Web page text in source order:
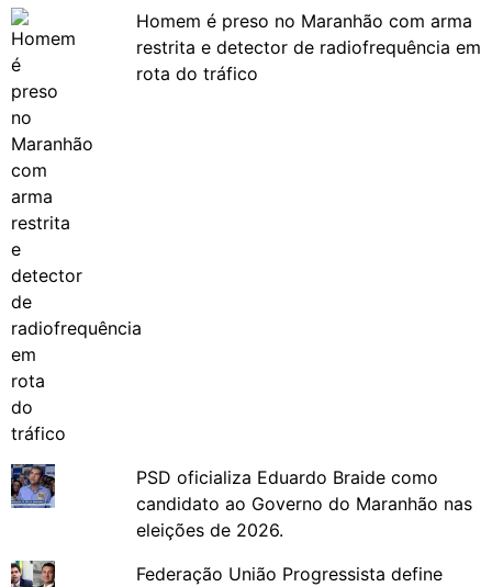
Homem é preso no Maranhão com arma
restrita e detector de radiofrequência em
rota do tráfico
PSD oficializa Eduardo Braide como
candidato ao Governo do Maranhão nas
eleições de 2026.
Federação União Progressista define